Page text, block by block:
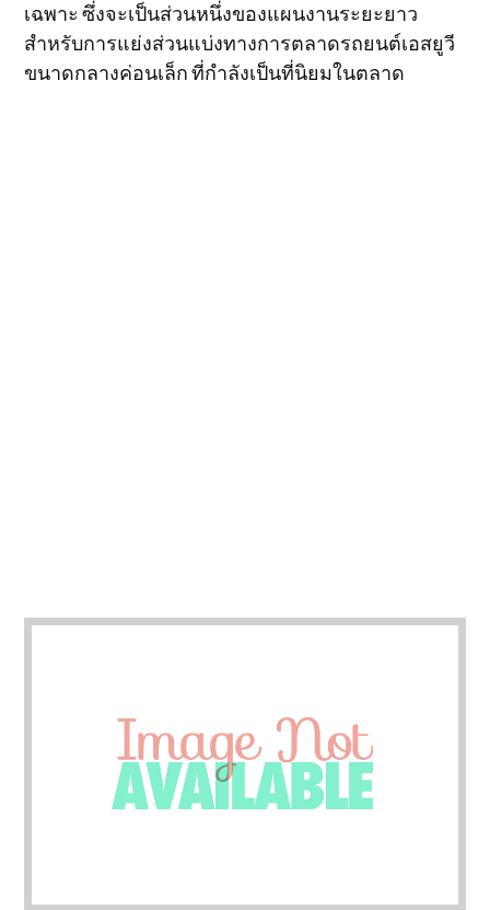
เฉพาะ ซึ่งจะเป็นส่วนหนึ่งของแผนงานระยะยาว
สำหรับการแย่งส่วนแบ่งทางการตลาดรถยนต์เอสยูวี
ขนาดกลางค่อนเล็ก ที่กำลังเป็นที่นิยมในตลาด